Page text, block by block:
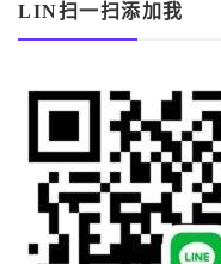
LIN扫一扫添加我